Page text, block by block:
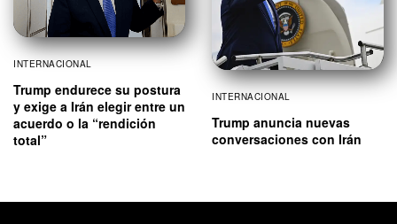
INTERNACIONAL
Trump endurece su postura
y exige a Irán elegir entre un
acuerdo o la “rendición
total”
INTERNACIONAL
Trump anuncia nuevas
conversaciones con Irán